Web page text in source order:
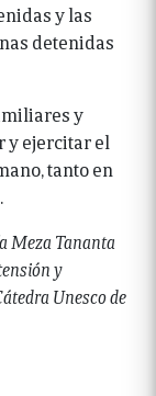
y las
detenidas
y
y ejercitar el
tanto en
Meza Tananta
y
Unesco de